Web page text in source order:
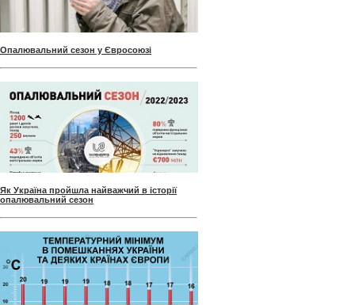
Опалювальний сезон у Євросоюзі
Як Україна пройшла найважчий в історії
опалювальний сезон